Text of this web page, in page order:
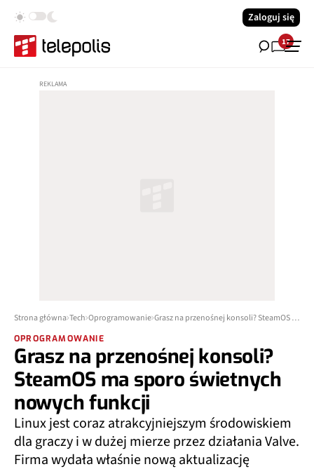
Zaloguj się
17
Strona główna Tech Oprogramowanie Grasz na przenośnej konsoli? SteamOS ma sporo świetnych nowych funkcji
OPROGRAMOWANIE
Grasz na przenośnej konsoli?
SteamOS ma sporo świetnych
nowych funkcji
Linux jest coraz atrakcyjniejszym środowiskiem
dla graczy i w dużej mierze przez działania Valve.
Firma wydała właśnie nową aktualizację